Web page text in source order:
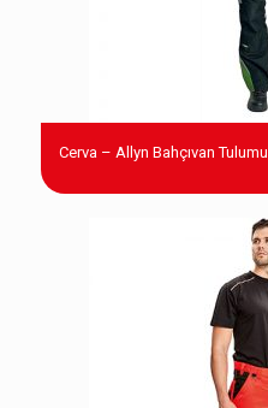
Cerva – Allyn Bahçıvan Tulumu